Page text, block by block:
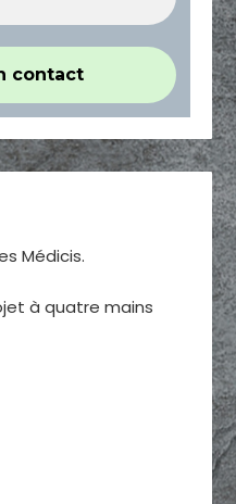
Médicis.
à quatre mains